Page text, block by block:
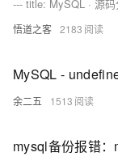
悟道之客 2183
MySQL -
余二五 1513